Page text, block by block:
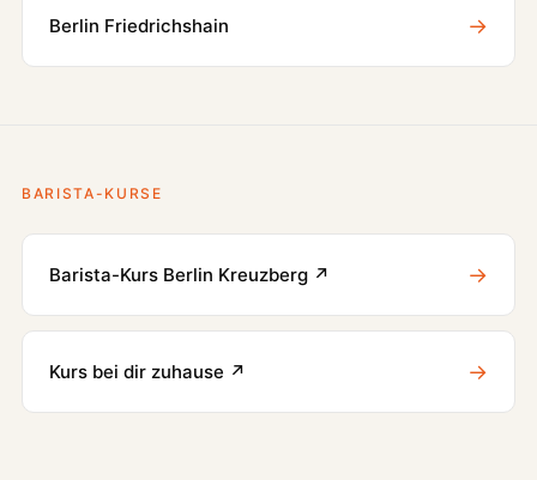
Berlin Friedrichshain →
BARISTA-KURSE
Barista-Kurs Berlin Kreuzberg ↗ →
Kurs bei dir zuhause ↗ →